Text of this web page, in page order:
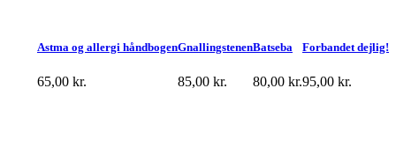
Forbandet dejlig!
95,00 kr.
Batseba
80,00 kr.
Gnallingstenen
85,00 kr.
Astma og allergi håndbogen
65,00 kr.